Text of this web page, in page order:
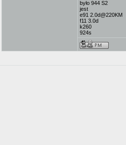
było 944 S2
jest
e91 2.0d@220KM
f11 3.0d
k260
924s